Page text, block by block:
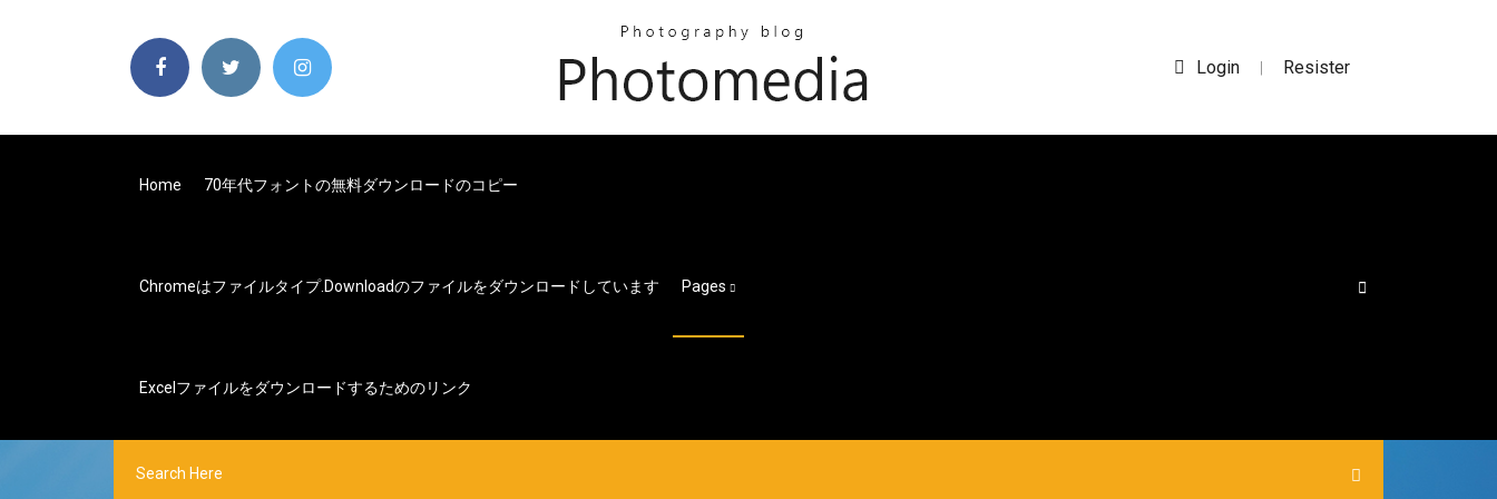
Login | Resister
Home 70年代フォントの無料ダウンロードのコピー
Chromeはファイルタイプ.downloadのファイルをダウンロードしています Pages
Excelファイルをダウンロードするためのリンク